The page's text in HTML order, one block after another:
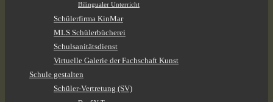
Bilingualer Unterricht
Schülerfirma KinMar
MLS Schülerbücherei
Schulsanitätsdienst
Virtuelle Galerie der Fachschaft Kunst
Schule gestalten
Schüler-Vertretung (SV)